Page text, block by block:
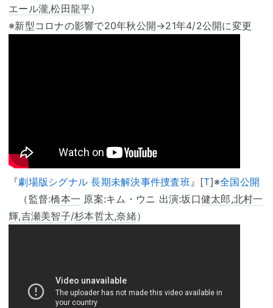
エール瀧,松田龍平）
※新型コロナの影響で20年秋公開→21年4/2公開に変更
『劇場版シグナル 長期未解決事件捜査班』[T]※全国公開
（監督:橋本一 原案:キム・ウニ 出演:坂口健太郎,北村一
輝,吉瀬美智子/杉本哲太,奈緒）